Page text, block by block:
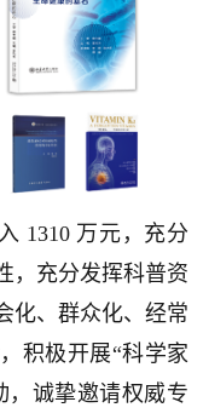
1310 万元，充分
，充分发挥科普资
化、群众化、经常
积极开展“科学家
，诚挚邀请权威专